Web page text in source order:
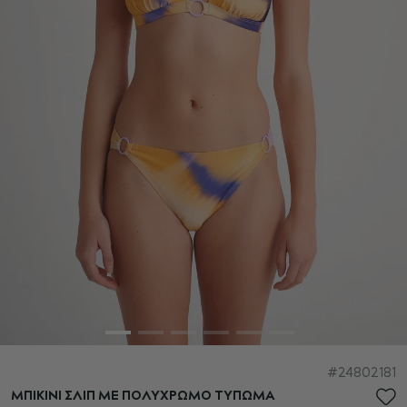
στηνΜΠΙΚΙΝΙ ΣΛΙΠ ΜΕ ΠΟΛΥΧΡΩΜΟ ΤΥΠΩΜΑ
24802181